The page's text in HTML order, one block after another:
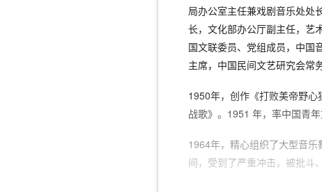
局办公室主任兼戏剧音乐处处
长，文化部办公厅副主任，艺
国文联委员、党组成员，中国
主席，中国民间文艺研究会常
1950年，创作《打败美帝野
战歌》。1951 年，率中国青年
1964年，精心组织了大型音乐
间，受到了严重冲击，被批斗